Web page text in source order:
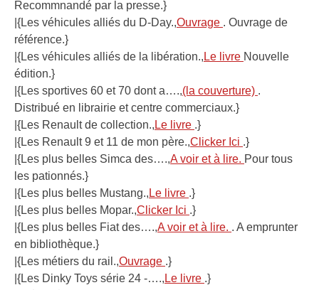
Recommnandé par la presse.}
|{Les véhicules alliés du D-Day.,Ouvrage . Ouvrage de
référence.}
|{Les véhicules alliés de la libération., Le livre Nouvelle
édition.}
|{Les sportives 60 et 70 dont a….,(la couverture) .
Distribué en librairie et centre commerciaux.}
|{Les Renault de collection., Le livre .}
|{Les Renault 9 et 11 de mon père.,Clicker Ici .}
|{Les plus belles Simca des….,A voir et à lire. Pour tous
les pationnés.}
|{Les plus belles Mustang., Le livre .}
|{Les plus belles Mopar.,Clicker Ici .}
|{Les plus belles Fiat des….,A voir et à lire. . A emprunter
en bibliothèque.}
|{Les métiers du rail.,Ouvrage .}
|{Les Dinky Toys série 24 -…., Le livre .}